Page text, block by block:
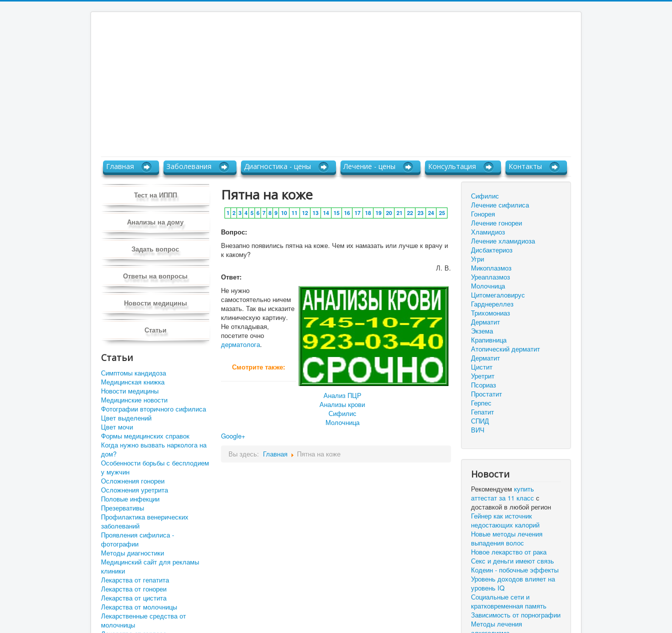
Главная Заболевания Диагностика - цены Лечение - цены Консультация Контакты
Тест на ИППП
Анализы на дому
Задать вопрос
Ответы на вопросы
Новости медицины
Статьи
Статьи
Симптомы кандидоза
Медицинская книжка
Новости медицины
Медицинские новости
Фотографии вторичного сифилиса
Цвет выделений
Цвет мочи
Формы медицинских справок
Когда нужно вызвать нарколога на
дом?
Особенности борьбы с бесплодием
у мужчин
Осложнения гонореи
Осложнения уретрита
Половые инфекции
Презервативы
Профилактика венерических
заболеваний
Проявления сифилиса -
фотографии
Методы диагностики
Медицинский сайт для рекламы
клиники
Лекарства от гепатита
Лекарства от гонореи
Лекарства от цистита
Лекарства от молочницы
Лекарственные средства от
молочницы
Пятна на коже
1 2 3 4 5 6 7 8 9 10 11 12 13 14 15 16 17 18 19 20 21 22 23 24 25
Вопрос:
Внезапно появились пятна на коже. Чем их намазать или лучше к врачу и
к какому?
Л. В.
Ответ:
Не нужно
самостоятельно ничем
мазать. Так вы исказите
клиническую картину.
Не откладывая,
посетите очно
дерматолога.
Смотрите также:
Анализ ПЦР
Анализы крови
Сифилис
Молочница
Google+
Вы здесь: Главная Пятна на коже
Сифилис
Лечение сифилиса
Гонорея
Лечение гонореи
Хламидиоз
Лечение хламидиоза
Дисбактериоз
Угри
Микоплазмоз
Уреаплазмоз
Молочница
Цитомегаловирус
Гарднереллез
Трихомониаз
Дерматит
Экзема
Крапивница
Атопический дерматит
Дерматит
Цистит
Уретрит
Псориаз
Простатит
Герпес
Гепатит
СПИД
ВИЧ
Новости
Рекомендуем купить
аттестат за 11 класс с
доставкой в любой регион
Гейнер как источник
недостающих калорий
Новые методы лечения
выпадения волос
Новое лекарство от рака
Секс и деньги имеют связь
Кодеин - побочные эффекты
Уровень доходов влияет на
уровень IQ
Социальные сети и
кратковременная память
Зависимость от порнографии
Методы лечения